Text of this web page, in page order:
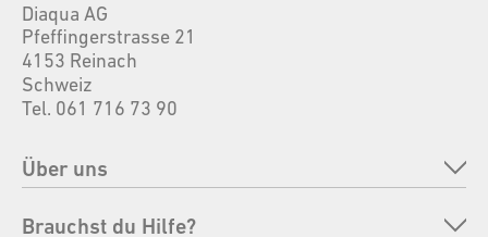
Diaqua AG
Pfeffingerstrasse 21
4153 Reinach
Schweiz
Tel. 061 716 73 90
Über uns
Unternehmen
Brauchst du Hilfe?